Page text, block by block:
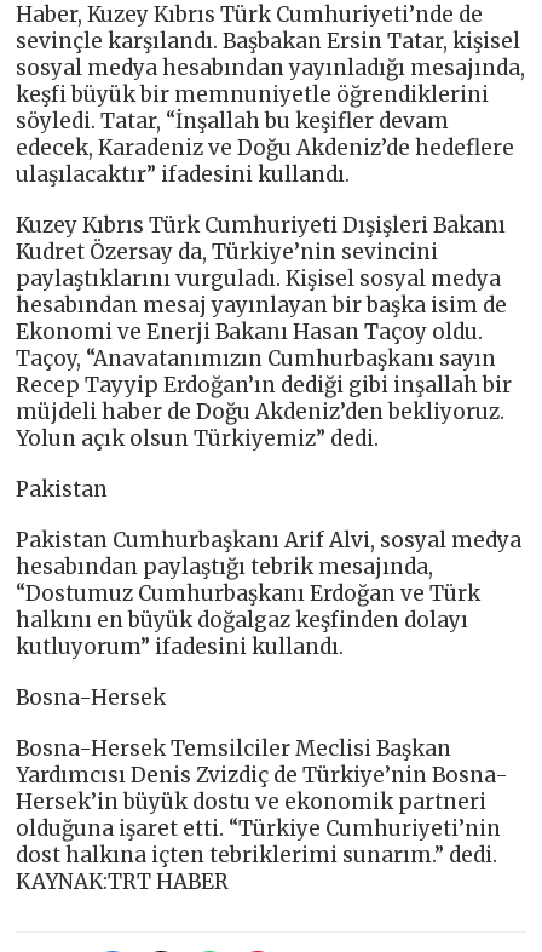
Haber, Kuzey Kıbrıs Türk Cumhuriyeti’nde de
sevinçle karşılandı. Başbakan Ersin Tatar, kişisel
sosyal medya hesabından yayınladığı mesajında,
keşfi büyük bir memnuniyetle öğrendiklerini
söyledi. Tatar, “İnşallah bu keşifler devam
edecek, Karadeniz ve Doğu Akdeniz’de hedeflere
ulaşılacaktır” ifadesini kullandı.
Kuzey Kıbrıs Türk Cumhuriyeti Dışişleri Bakanı
Kudret Özersay da, Türkiye’nin sevincini
paylaştıklarını vurguladı. Kişisel sosyal medya
hesabından mesaj yayınlayan bir başka isim de
Ekonomi ve Enerji Bakanı Hasan Taçoy oldu.
Taçoy, “Anavatanımızın Cumhurbaşkanı sayın
Recep Tayyip Erdoğan’ın dediği gibi inşallah bir
müjdeli haber de Doğu Akdeniz’den bekliyoruz.
Yolun açık olsun Türkiyemiz” dedi.
Pakistan
Pakistan Cumhurbaşkanı Arif Alvi, sosyal medya
hesabından paylaştığı tebrik mesajında,
“Dostumuz Cumhurbaşkanı Erdoğan ve Türk
halkını en büyük doğalgaz keşfinden dolayı
kutluyorum” ifadesini kullandı.
Bosna-Hersek
Bosna-Hersek Temsilciler Meclisi Başkan
Yardımcısı Denis Zvizdiç de Türkiye’nin Bosna-
Hersek’in büyük dostu ve ekonomik partneri
olduğuna işaret etti. “Türkiye Cumhuriyeti’nin
dost halkına içten tebriklerimi sunarım.” dedi.
KAYNAK:TRT HABER